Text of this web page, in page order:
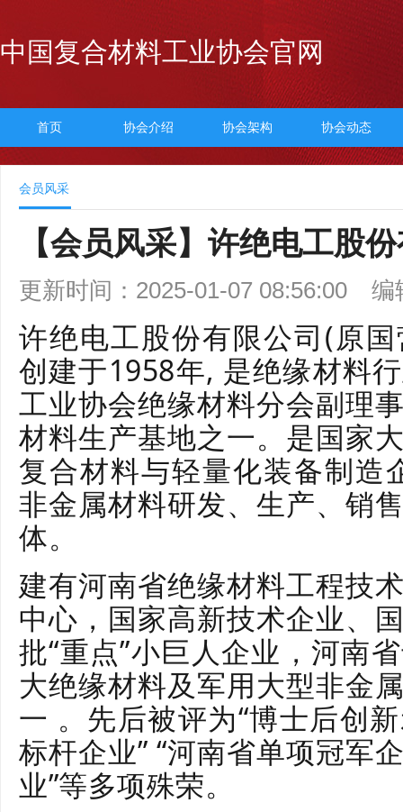
中国复合材料工业协会官网
首页 协会介绍 协会架构 协会动态
会员风采
【会员风采】许绝电工股
更新时间：2025-01-07 08:56:00 编
许绝电工股份有限公司(原
创建于1958年, 是绝缘材料
工业协会绝缘材料分会副理
材料生产基地之一。是国家
复合材料与轻量化装备制造
非金属材料研发、生产、销
体。
建有河南省绝缘材料工程技
中心，国家高新技术企业、
批“重点”小巨人企业，河南
大绝缘材料及军用大型非金
一 。先后被评为“博士后创
标杆企业” “河南省单项冠军
业”等多项殊荣。